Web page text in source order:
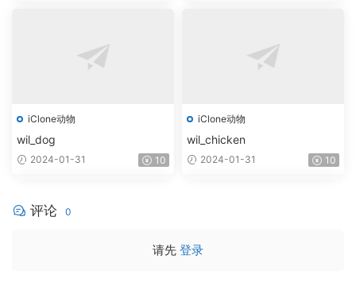
iClone动物
wil_dog
2024-01-31 10
iClone动物
wil_chicken
2024-01-31 10
评论 0
请先 登录